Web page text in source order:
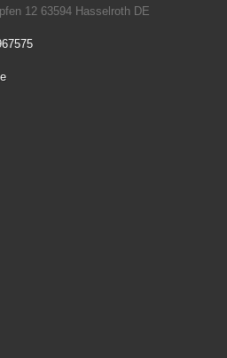
12 63594 Hasselroth DE